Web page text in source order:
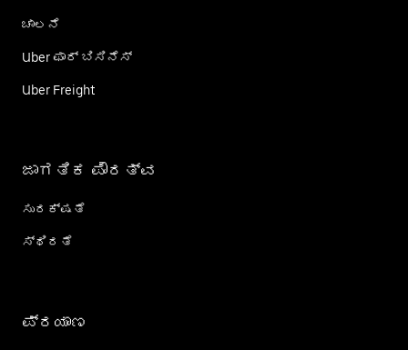
ಚಾಲನೆ
Uber ಫಾರ್ ಬಿಸಿನೆಸ್
Uber Freight
ಜಾಗತಿಕ ಪೌರತ್ವ
ಸುರಕ್ಷತೆ
ಸ್ಥಿರತೆ
ಪ್ರಯಾಣ